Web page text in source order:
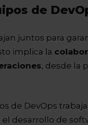
de
juntos para
implica la
, desde la
de DevOps
el desarrollo de